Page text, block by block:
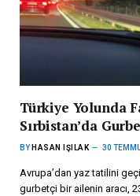
Türkiye Yolunda
Sırbistan’da
BY HASAN IŞILAK 30
Avrupa’dan yaz tatilini
gurbetçi bir ailenin aracı,